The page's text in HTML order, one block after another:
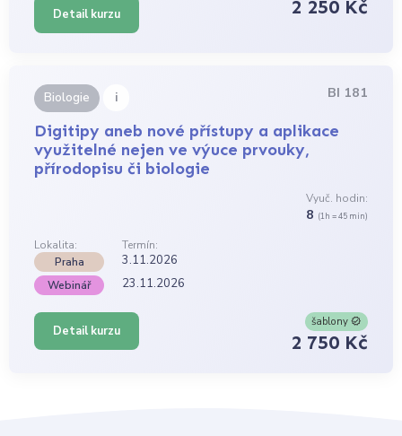
Detail kurzu 2 250 Kč
Biologie i BI 181
Digitipy aneb nové přístupy a aplikace
využitelné nejen ve výuce prvouky,
přírodopisu či biologie
Vyuč. hodin:
8 (1h = 45 min)
Lokalita:
Termín:
Praha
3.11.2026
Webinář 23.11.2026
Detail kurzu
šablony
2 750 Kč